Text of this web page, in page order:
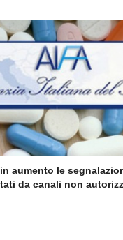
aumento le
da canali non